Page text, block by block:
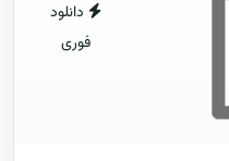
دانلود
فوری